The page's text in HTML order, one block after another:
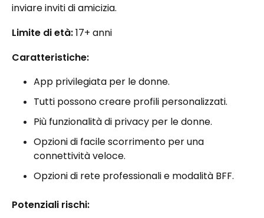
inviare inviti di amicizia.
Limite di età:17+ anni
Caratteristiche:
App privilegiata per le donne.
Tutti possono creare profili personalizzati.
Più funzionalità di privacy per le donne.
Opzioni di facile scorrimento per una
connettività veloce.
Opzioni di rete professionali e modalità BFF.
Potenziali rischi: